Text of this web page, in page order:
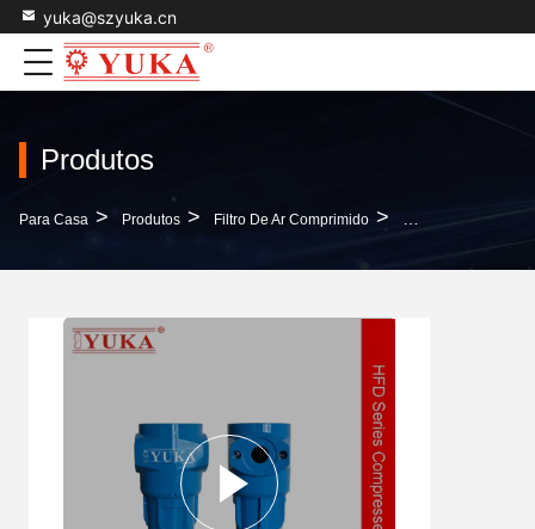
yuka@szyuka.cn
Produtos
Para Casa > Produtos > Filtro De Ar Comprimido > Filtro De Ar